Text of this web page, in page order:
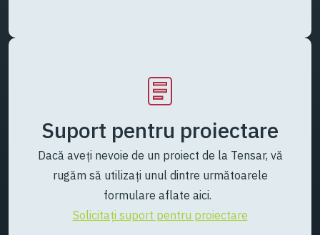
Suport pentru proiectare
Dacă aveți nevoie de un proiect de la Tensar, vă
rugăm să utilizați unul dintre următoarele
formulare aflate aici.
Solicitați suport pentru proiectare